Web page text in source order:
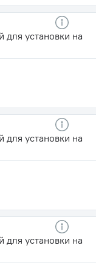
для установки на
для установки на
для установки на